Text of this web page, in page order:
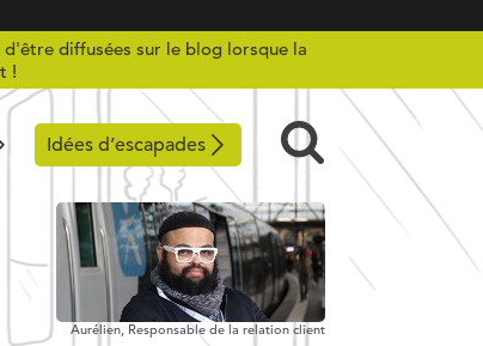
diffusées sur le blog lorsque la
!
Idées d’escapades
Aurélien, Responsable de la relation client